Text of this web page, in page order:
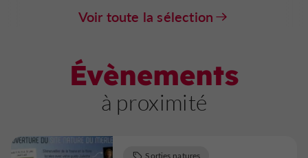
Voir toute la sélection
Évènements
à proximité
Sorties natures